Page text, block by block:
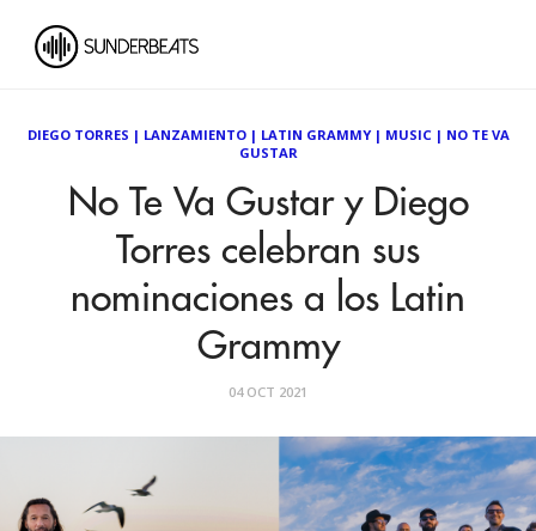
DIEGO TORRES | LANZAMIENTO| LATIN GRAMMY| MUSIC| NO TE VA
GUSTAR
No Te Va Gustar y Diego
Torres celebran sus
nominaciones a los Latin
Grammy
04 OCT 2021